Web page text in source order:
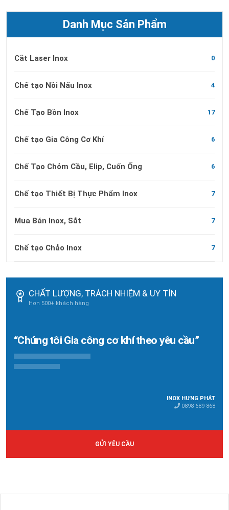
Danh Mục Sản Phẩm
Cắt Laser Inox 0
Chế tạo Nồi Nấu Inox 4
Chế Tạo Bồn Inox 17
Chế tạo Gia Công Cơ Khí 6
Chế Tạo Chỏm Cầu, Elip, Cuốn Ống 6
Chế tạo Thiết Bị Thực Phẩm Inox 7
Mua Bán Inox, Sắt 7
Chế tạo Chảo Inox 7
CHẤT LƯỢNG, TRÁCH NHIỆM & UY TÍN
Hơn 500+ khách hàng
“Chúng tôi Gia công cơ khí theo yêu cầu”
INOX HƯNG PHÁT
0898 689 868
GỬI YÊU CẦU